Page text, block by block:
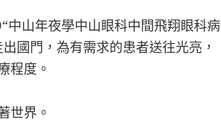
中山年夜學中山眼科中間飛翔眼科病
國門，為有需求的患者送往光亮，
程度。
世界。